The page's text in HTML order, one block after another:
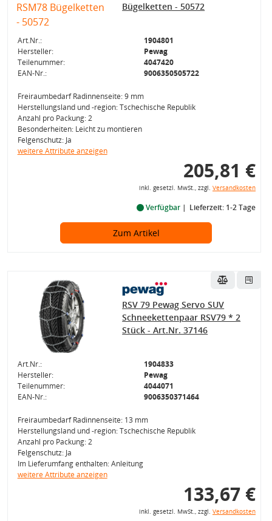
Bügelketten - 50572
Art.Nr.:
1904801
Hersteller:
Pewag
Teilenummer:
4047420
EAN-Nr.:
9006350505722
Freiraumbedarf Radinnenseite: 9 mm
Herstellungsland und -region: Tschechische Republik
Anzahl pro Packung: 2
Besonderheiten: Leicht zu montieren
Felgenschutz: Ja
weitere Attribute anzeigen
205,81 €
inkl. gesetzl. MwSt., zzgl. Versandkosten
Verfügbar Lieferzeit: 1-2 Tage
Zum Artikel
RSV 79 Pewag Servo SUV
Schneekettenpaar RSV79 * 2
Stück - Art.Nr. 37146
Art.Nr.:
1904833
Hersteller:
Pewag
Teilenummer:
4044071
EAN-Nr.:
9006350371464
Freiraumbedarf Radinnenseite: 13 mm
Herstellungsland und -region: Tschechische Republik
Anzahl pro Packung: 2
Felgenschutz: Ja
Im Lieferumfang enthalten: Anleitung
weitere Attribute anzeigen
133,67 €
inkl. gesetzl. MwSt., zzgl. Versandkosten